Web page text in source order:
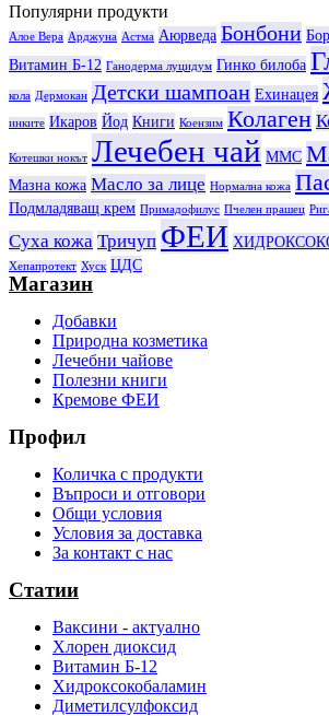
Популярни продукти
Алое Вера Арджуна Астма Аюрведа Бонбони
Витамин Б-12 Ганодерма луцидум Гинко билоба
кола Дермокан Детски шампоан Ехинацея
инките Икаров Йод Книги Коензим Колаген
Котешки нокът Лечебен чай ММС
Мазна кожа Масло за лице Нормална кожа
Подмладяващ крем Примадофилус Пчелен прашец
Суха кожа Тричуп ФЕИ
Хепапротект Хуск ЦДС
Магазин
Добавки
Природна козметика
Лечебни чайове
Полезни книги
Кремове ФЕИ
Профил
Количка с продукти
Въпроси и отговори
Общи условия
Условия за доставка
За контакт с нас
Статии
Ваксини - актуално
Хлорен диоксид
Витамин Б-12
Хидроксокобаламин
Диметилсулфоксид